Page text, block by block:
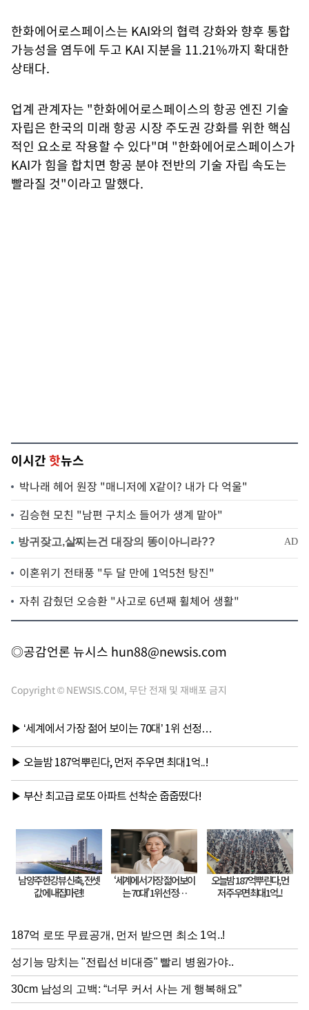
한화에어로스페이스는 KAI와의 협력 강화와 향후 통합
가능성을 염두에 두고 KAI 지분을 11.21%까지 확대한
상태다.
업계 관계자는 "한화에어로스페이스의 항공 엔진 기술
자립은 한국의 미래 항공 시장 주도권 강화를 위한 핵심
적인 요소로 작용할 수 있다"며 "한화에어로스페이스가
KAI가 힘을 합치면 항공 분야 전반의 기술 자립 속도는
빨라질 것"이라고 말했다.
이시간핫뉴스
박나래 헤어 원장 "매니저에 X같이? 내가 다 억울"
김승현 모친 "남편 구치소 들어가 생계 맡아"
이혼위기 전태풍 "두 달 만에 1억5천 탕진"
자취 감췄던 오승환 "사고로 6년째 휠체어 생활"
◎공감언론 뉴시스 hun88@newsis.com
Copyright © NEWSIS.COM, 무단 전재 및 재배포 금지